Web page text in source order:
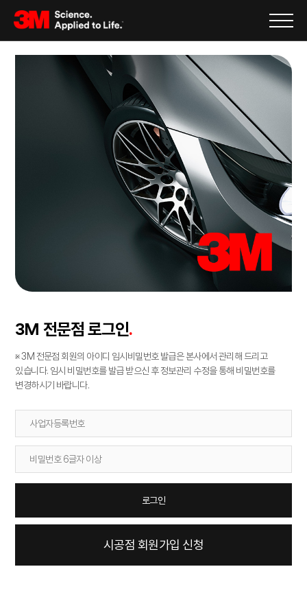
3M 전문점 로그인.
※ 3M 전문점 회원의 아이디 임시비밀번호 발급은 본사에서 관리해 드리고
있습니다. 임시 비밀번호를 발급 받으신 후 정보관리 수정을 통해 비밀번호를
변경하시기 바랍니다.
시공점 회원가입 신청